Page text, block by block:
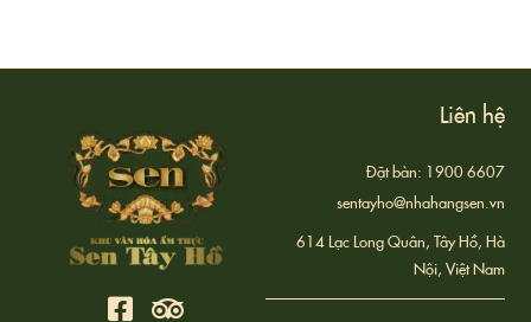
Liên hệ
Đặt bàn: 1900 6607
sentayho@nhahangsen.vn
614 Lạc Long Quân, Tây Hồ, Hà
Nội, Việt Nam